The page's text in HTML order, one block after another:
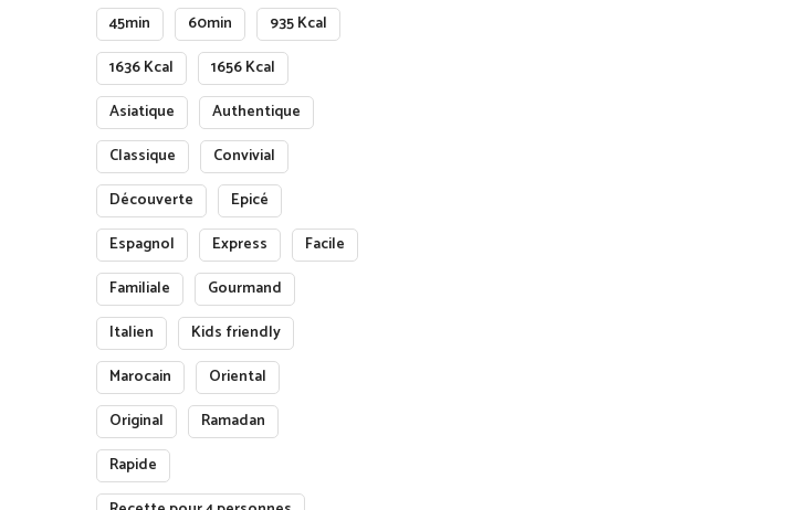
45min
60min
935 Kcal
1636 Kcal
1656 Kcal
Asiatique
Authentique
Classique
Convivial
Découverte
Epicé
Espagnol
Express
Facile
Familiale
Gourmand
Italien
Kids friendly
Marocain
Oriental
Original
Ramadan
Rapide